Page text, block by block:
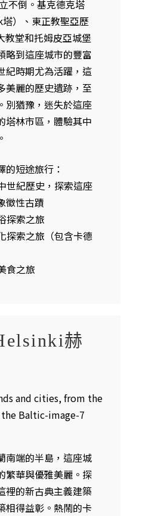
不倒。基克德克塔
塔）、東正教聖亞歷
堂和托姆皮亞城堡
略到這座城市的豐富
紀時期尤為活躍，這
美麗的歷史遺跡，至
別猶豫，迷失於這座
塔林市區，體驗其中
的短途旅行：
世紀歷史，探索這座
徵性古蹟
探索之旅
探索之旅（包含卡德
食之旅
赫
南端的半島，這座城
繁華與優雅美麗。探
裡的新古典主義建築
相得益彰。熱鬧的卡